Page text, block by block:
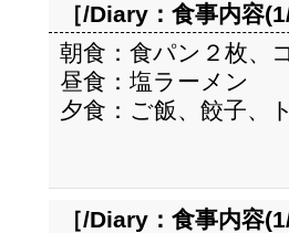
［/Diary： 食事内容
朝食：食パン２枚、
昼食：塩ラーメン
夕食：ご飯、餃子、
［/Diary： 食事内容